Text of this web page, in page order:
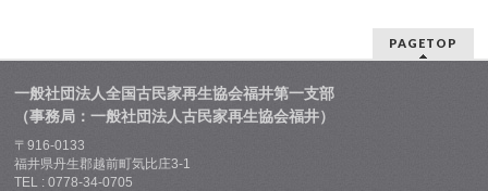
PAGETOP
一般社団法人全国古民家再生協会福井第一支部
（事務局：一般社団法人古民家再生協会福井）
〒916-0133
福井県丹生郡越前町気比庄3-1
TEL : 0778-34-0705